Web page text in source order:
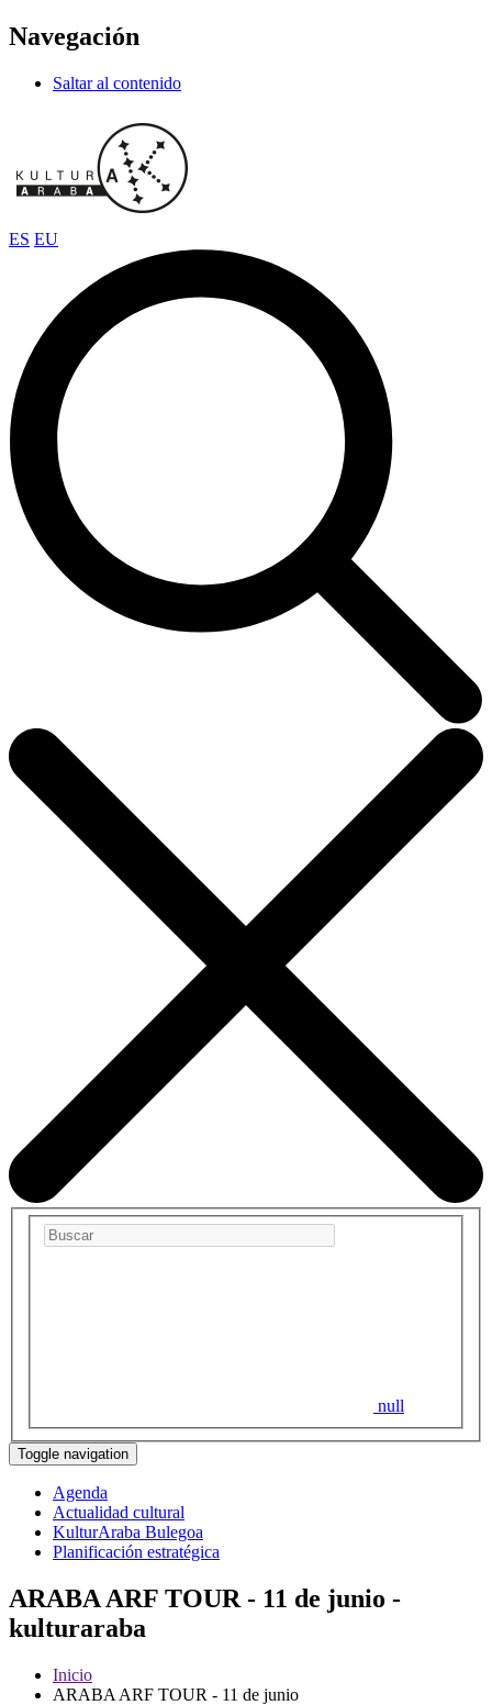
Navegación
Saltar al contenido
ES EU
null
Toggle navigation
Agenda
Actualidad cultural
KulturAraba Bulegoa
Planificación estratégica
ARABA ARF TOUR - 11 de junio -
kulturaraba
Inicio
ARABA ARF TOUR - 11 de junio